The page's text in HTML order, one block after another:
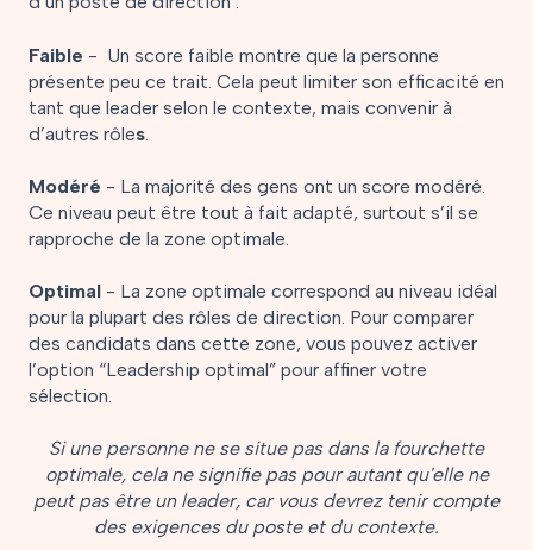
Faible - Un score faible montre que la personne
présente peu ce trait. Cela peut limiter son efficacité en
tant que leader selon le contexte, mais convenir à
d’autres rôles
Modéré - La majorité des gens ont un score modéré.
Ce niveau peut être tout à fait adapté, surtout s’il se
rapproche de la zone optimale.
Optimal - La zone optimale correspond au niveau idéal
pour la plupart des rôles de direction. Pour comparer
des candidats dans cette zone, vous pouvez activer
l’option “Leadership optimal” pour affiner votre
sélection.
Si une personne ne se situe pas dans la fourchette
optimale, cela ne signifie pas pour autant qu'elle ne
peut pas être un leader, car vous devrez tenir compte
des exigences du poste et du contexte.